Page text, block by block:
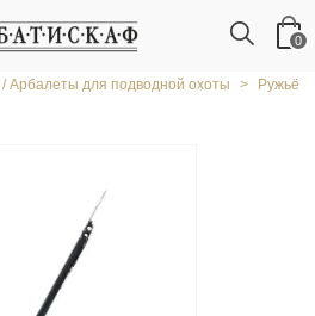
0
/ Арбалеты для подводной охоты >
Ружьё